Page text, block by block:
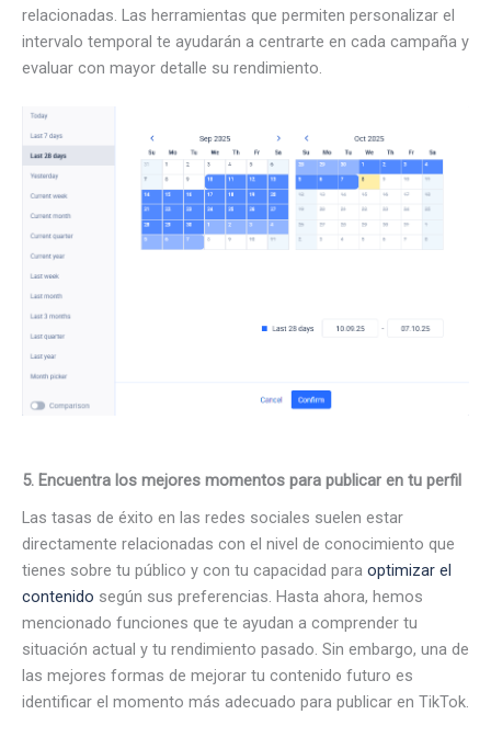
relacionadas. Las herramientas que permiten personalizar el
intervalo temporal te ayudarán a centrarte en cada campaña y
evaluar con mayor detalle su rendimiento.
5. Encuentra los mejores momentos para publicar en tu perfil
Las tasas de éxito en las redes sociales suelen estar
directamente relacionadas con el nivel de conocimiento que
tienes sobre tu público y con tu capacidad para optimizar el
contenido según sus preferencias. Hasta ahora, hemos
mencionado funciones que te ayudan a comprender tu
situación actual y tu rendimiento pasado. Sin embargo, una de
las mejores formas de mejorar tu contenido futuro es
identificar el momento más adecuado para publicar en TikTok.